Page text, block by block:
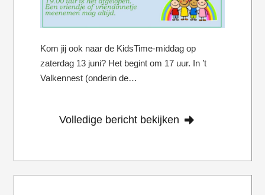
Kom jij ook naar de KidsTime-middag op
zaterdag 13 juni? Het begint om 17 uur. In ’t
Valkennest (onderin de…
Volledige bericht bekijken